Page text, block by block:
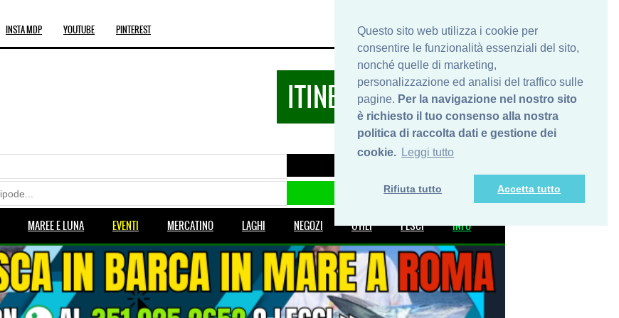
Questo sito web utilizza i cookie per
consentire le funzionalità essenziali del sito,
nonché quelle di marketing,
personalizzazione ed analisi del traffico sulle
pagine. Per la navigazione nel nostro sito
è richiesto il tuo consenso alla nostra
politica di raccolta dati e gestione dei
cookie. Leggi tutto
Rifiuta tutto Accetta tutto
INSTA MDP YOUTUBE PINTEREST PRIVACY
SHOP
INFO
ITINERARIDIPESCA.IT
MAREE E LUNA EVENTI MERCATINO LAGHI NEGOZI UTILI PESCI INFO